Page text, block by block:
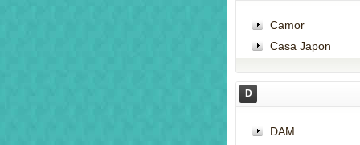
Camor
Casa Japon
D
DAM